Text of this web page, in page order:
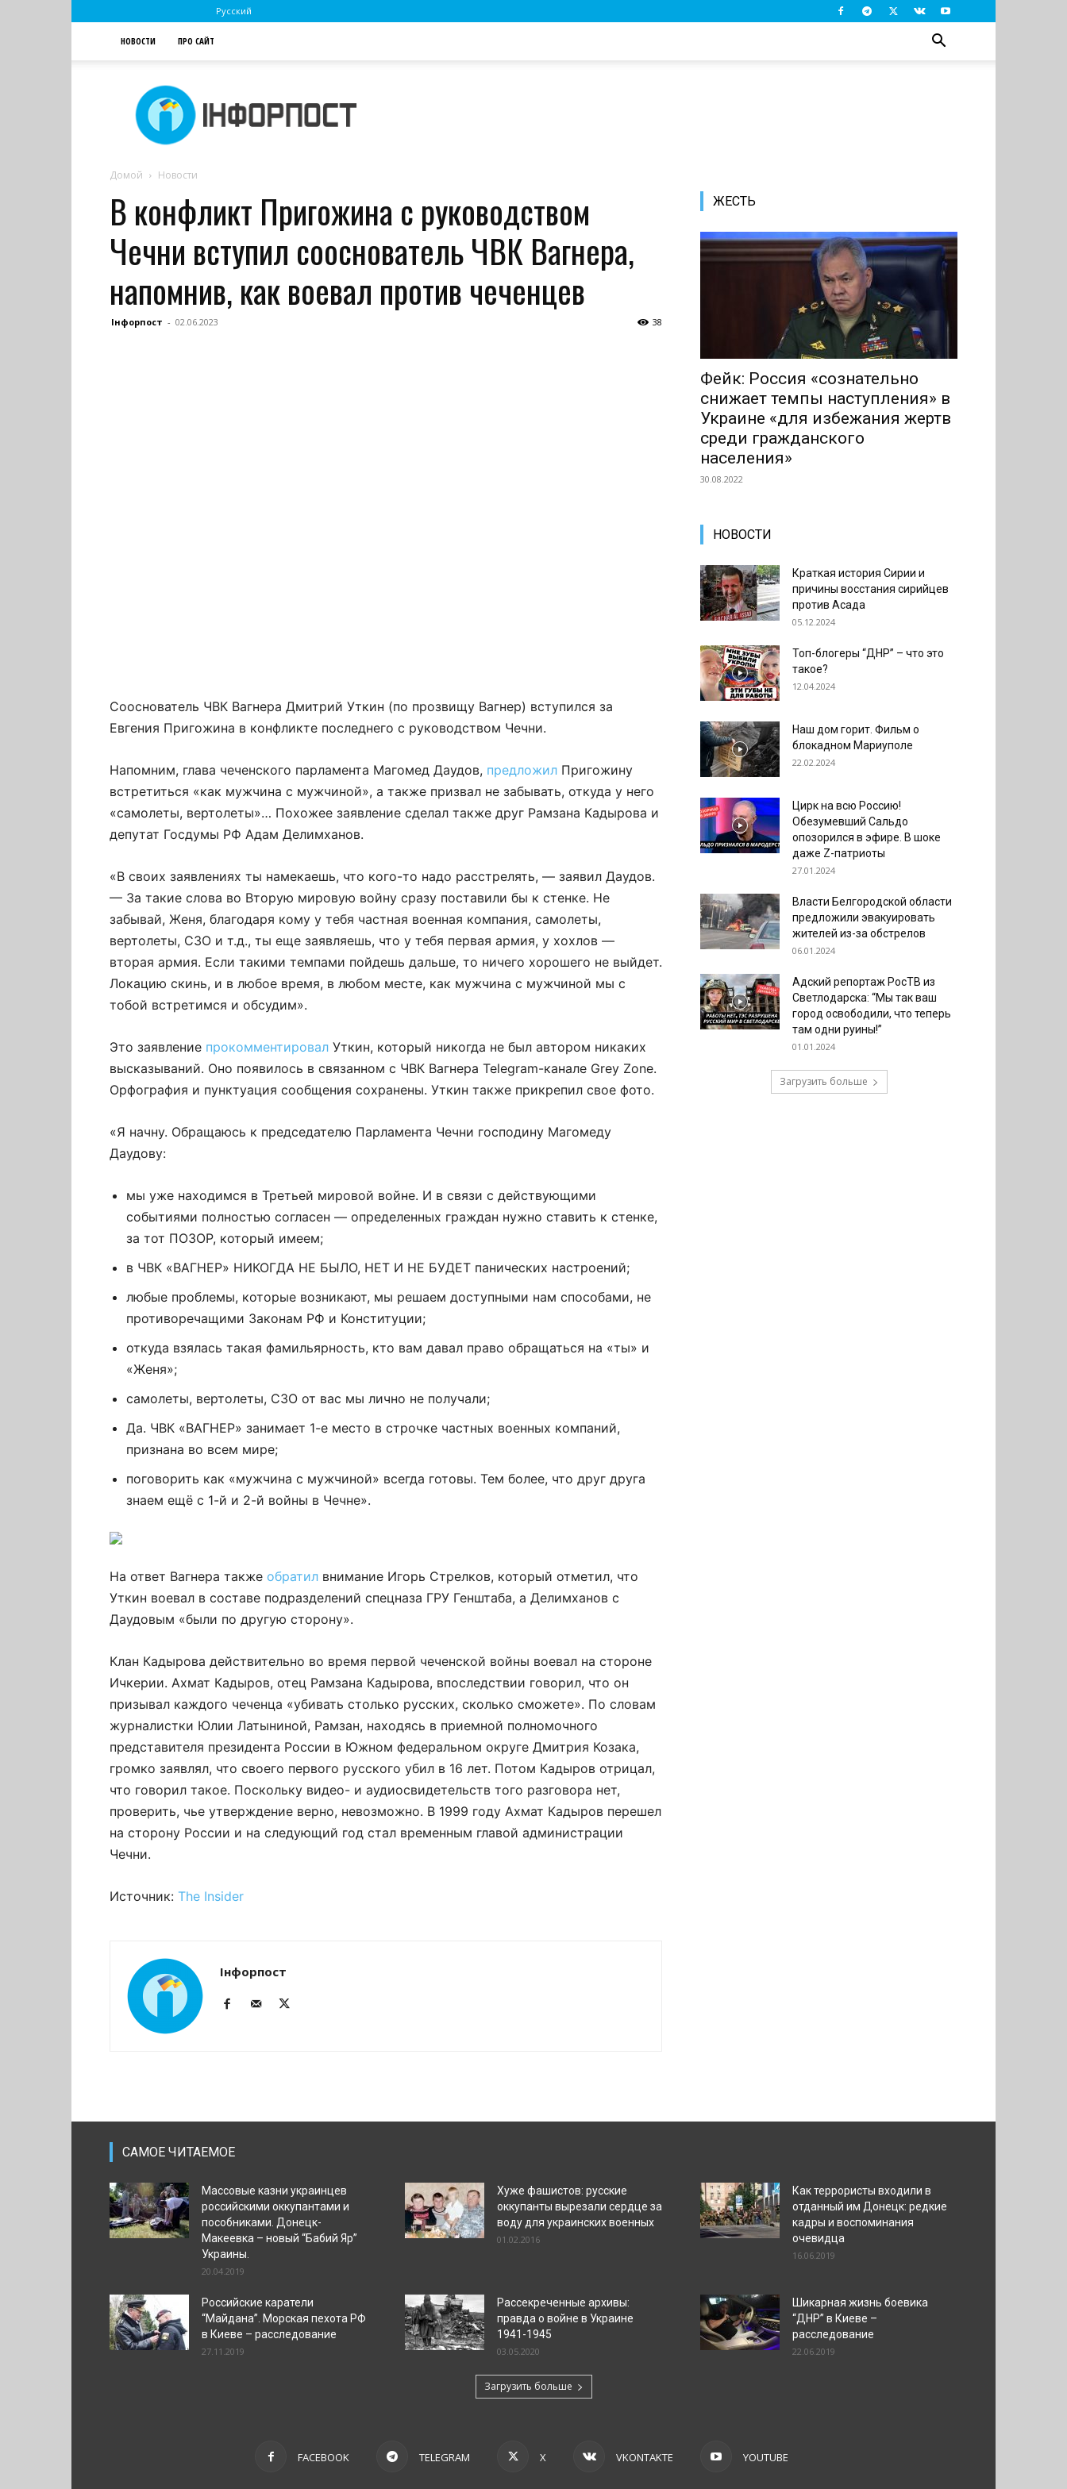
Русский
НОВОСТИ ПРО САЙТ
Інфорпост
Домой Новости
В конфликт Пригожина с руководством
Чечни вступил сооснователь ЧВК Вагнера,
напомнив, как воевал против чеченцев
Інфорпост - 02.06.2023 38
Сооснователь ЧВК Вагнера Дмитрий Уткин (по прозвищу Вагнер) вступился за
Евгения Пригожина в конфликте последнего с руководством Чечни.
Напомним, глава чеченского парламента Магомед Даудов, предложил Пригожину
встретиться «как мужчина с мужчиной», а также призвал не забывать, откуда у него
«самолеты, вертолеты»… Похожее заявление сделал также друг Рамзана Кадырова и
депутат Госдумы РФ Адам Делимханов.
«В своих заявлениях ты намекаешь, что кого-то надо расстрелять, — заявил Даудов.
— За такие слова во Вторую мировую войну сразу поставили бы к стенке. Не
забывай, Женя, благодаря кому у тебя частная военная компания, самолеты,
вертолеты, СЗО и т.д., ты еще заявляешь, что у тебя первая армия, у хохлов —
вторая армия. Если такими темпами пойдешь дальше, то ничего хорошего не выйдет.
Локацию скинь, и в любое время, в любом месте, как мужчина с мужчиной мы с
тобой встретимся и обсудим».
Это заявление прокомментировал Уткин, который никогда не был автором никаких
высказываний. Оно появилось в связанном с ЧВК Вагнера Telegram-канале Grey Zone.
Орфография и пунктуация сообщения сохранены. Уткин также прикрепил свое фото.
«Я начну. Обращаюсь к председателю Парламента Чечни господину Магомеду
Даудову:
мы уже находимся в Третьей мировой войне. И в связи с действующими
событиями полностью согласен — определенных граждан нужно ставить к стенке,
за тот ПОЗОР, который имеем;
в ЧВК «ВАГНЕР» НИКОГДА НЕ БЫЛО, НЕТ И НЕ БУДЕТ панических настроений;
любые проблемы, которые возникают, мы решаем доступными нам способами, не
противоречащими Законам РФ и Конституции;
откуда взялась такая фамильярность, кто вам давал право обращаться на «ты» и
«Женя»;
самолеты, вертолеты, СЗО от вас мы лично не получали;
Да. ЧВК «ВАГНЕР» занимает 1-е место в строчке частных военных компаний,
признана во всем мире;
поговорить как «мужчина с мужчиной» всегда готовы. Тем более, что друг друга
знаем ещё с 1-й и 2-й войны в Чечне».
На ответ Вагнера также обратил внимание Игорь Стрелков, который отметил, что
Уткин воевал в составе подразделений спецназа ГРУ Генштаба, а Делимханов с
Даудовым «были по другую сторону».
Клан Кадырова действительно во время первой чеченской войны воевал на стороне
Ичкерии. Ахмат Кадыров, отец Рамзана Кадырова, впоследствии говорил, что он
призывал каждого чеченца «убивать столько русских, сколько сможете». По словам
журналистки Юлии Латыниной, Рамзан, находясь в приемной полномочного
представителя президента России в Южном федеральном округе Дмитрия Козака,
громко заявлял, что своего первого русского убил в 16 лет. Потом Кадыров отрицал,
что говорил такое. Поскольку видео- и аудиосвидетельств того разговора нет,
проверить, чье утверждение верно, невозможно. В 1999 году Ахмат Кадыров перешел
на сторону России и на следующий год стал временным главой администрации
Чечни.
Источник: The Insider
Інфорпост
ЖЕСТЬ
Фейк: Россия «сознательно
снижает темпы наступления» в
Украине «для избежания жертв
среди гражданского
населения»
30.08.2022
НОВОСТИ
Краткая история Сирии и
причины восстания сирийцев
против Асада
05.12.2024
Топ-блогеры “ДНР” – что это
такое?
12.04.2024
Наш дом горит. Фильм о
блокадном Мариуполе
22.02.2024
Цирк на всю Россию!
Обезумевший Сальдо
опозорился в эфире. В шоке
даже Z-патриоты
27.01.2024
Власти Белгородской области
предложили эвакуировать
жителей из-за обстрелов
06.01.2024
Адский репортаж РосТВ из
Светлодарска: “Мы так ваш
город освободили, что теперь
там одни руины!”
01.01.2024
Загрузить больше
САМОЕ ЧИТАЕМОЕ
Массовые казни украинцев
российскими оккупантами и
пособниками. Донецк-
Макеевка – новый “Бабий Яр”
Украины.
20.04.2019
Хуже фашистов: русские
оккупанты вырезали сердце за
воду для украинских военных
01.02.2016
Как террористы входили в
отданный им Донецк: редкие
кадры и воспоминания
очевидца
16.06.2019
Российские каратели
“Майдана”. Морская пехота РФ
в Киеве – расследование
27.11.2019
Рассекреченные архивы:
правда о войне в Украине
1941-1945
03.05.2020
Шикарная жизнь боевика
“ДНР” в Киеве –
расследование
22.06.2019
Загрузить больше
FACEBOOK TELEGRAM X VKONTAKTE YOUTUBE